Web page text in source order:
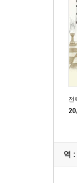
19장
주주
20장
분산
부록
2.
4. 사
색인
역자 주
전
역 :